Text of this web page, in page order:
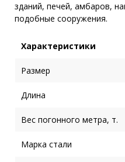
зданий, печей, амбаров,
подобные сооружения.
Характеристики
Размер
Длина
Вес погонного метра, т.
Марка стали